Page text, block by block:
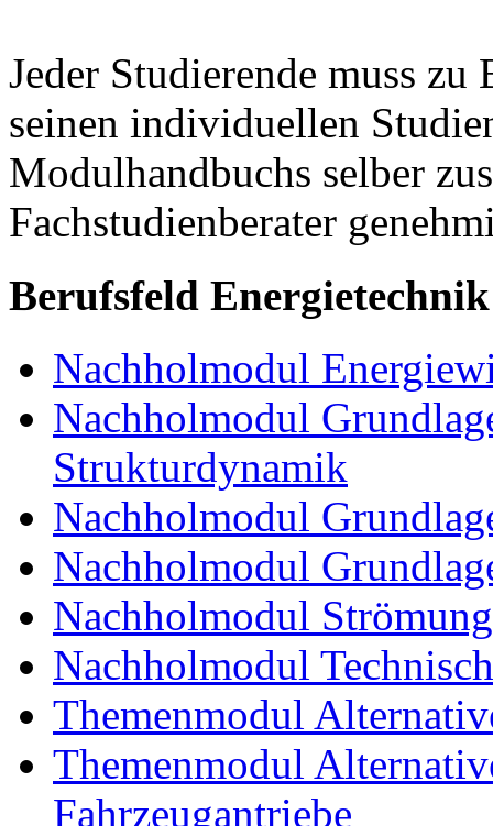
Jeder Studierende muss
seinen individuellen
Modulhandbuchs selber
Fachstudienberater
Berufsfeld Energietechnik
Nachholmodul
Nachholmodul
Strukturdynamik
Nachholmodul
Nachholmodul
Nachholmodul
Nachholmodul
Themenmodul
Themenmodul
Fahrzeugantriebe